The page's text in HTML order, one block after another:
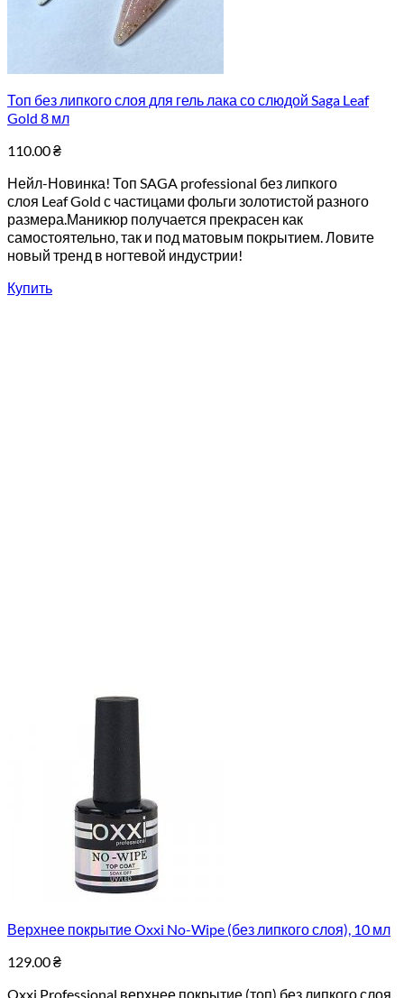
Топ без липкого слоя для гель лака со слюдой Saga Leaf
Gold 8 мл
110.00₴
Нейл-Новинка! Топ SAGA professional без липкого
слоя Leaf Gold с частицами фольги золотистой разного
размера.Маникюр получается прекрасен как
самостоятельно, так и под матовым покрытием. Ловите
новый тренд в ногтевой индустрии!
Купить
Верхнее покрытие Oxxi No-Wipe (без липкого слоя), 10 мл
129.00₴
Oxxi Professional верхнее покрытие (топ) без липкого слоя